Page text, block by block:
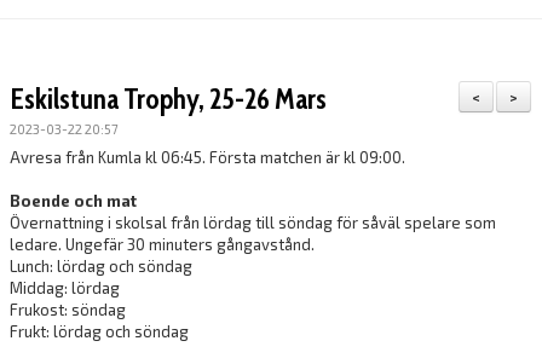
KONTAKT
>
<
Eskilstuna Trophy, 25-26 Mars
2023-03-22 20:57
Avresa från Kumla kl 06:45. Första matchen är kl 09:00.
Boende och mat
Övernattning i skolsal från lördag till söndag för såväl spelare som
ledare. Ungefär 30 minuters gångavstånd.
Lunch: lördag och söndag
Middag: lördag
Frukost: söndag
Frukt: lördag och söndag